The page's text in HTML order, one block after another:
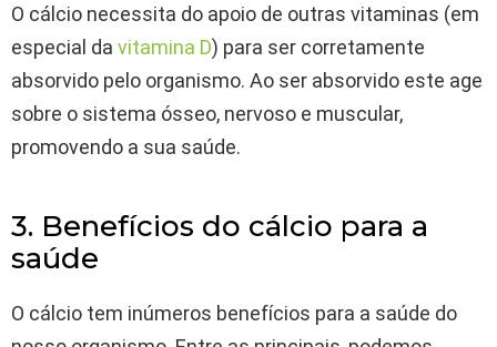
O cálcio necessita do apoio de outras vitaminas (em
especial da vitamina D) para ser corretamente
absorvido pelo organismo. Ao ser absorvido este age
sobre o sistema ósseo, nervoso e muscular,
promovendo a sua saúde.
3. Benefícios do cálcio para a
saúde
O cálcio tem inúmeros benefícios para a saúde do